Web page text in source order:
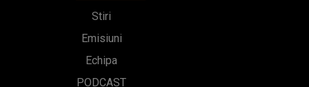
Stiri
Emisiuni
Echipa
PODCAST